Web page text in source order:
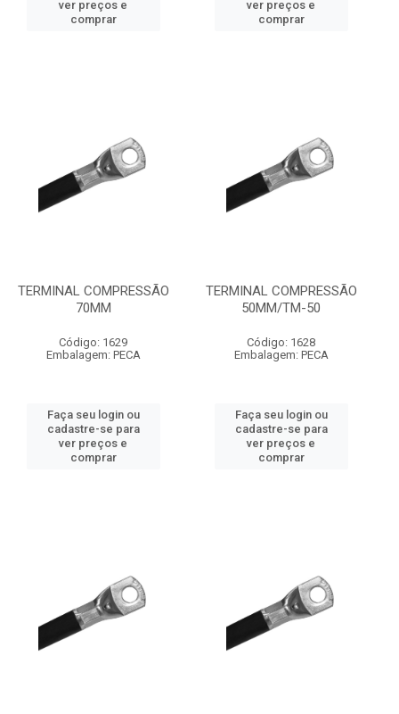
ver preços e
comprar
ver preços e
comprar
TERMINAL COMPRESSÃO
70MM
Código: 1629
Embalagem: PECA
Faça seu login ou
cadastre-se para
ver preços e
comprar
TERMINAL COMPRESSÃO
50MM/TM-50
Código: 1628
Embalagem: PECA
Faça seu login ou
cadastre-se para
ver preços e
comprar